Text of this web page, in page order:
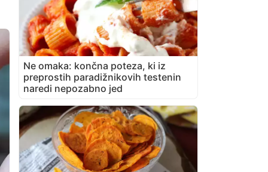
Ne omaka: končna poteza, ki iz
preprostih paradižnikovih testenin
naredi nepozabno jed